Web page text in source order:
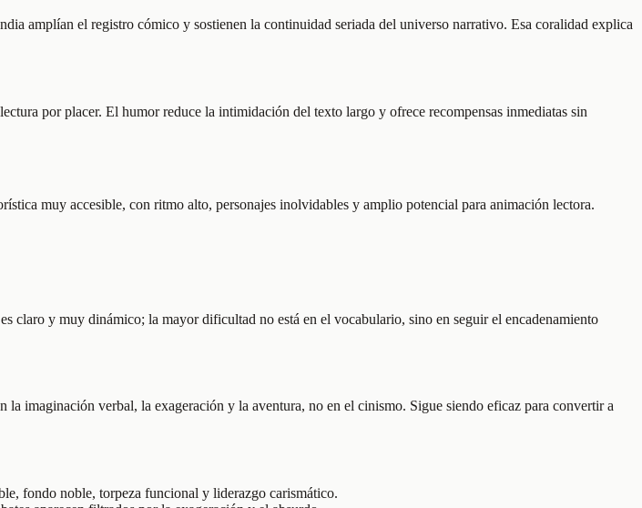
amplían el registro cómico y sostienen la continuidad seriada del universo narrativo. Esa coralidad explica
por placer. El humor reduce la intimidación del texto largo y ofrece recompensas inmediatas sin
muy accesible, con ritmo alto, personajes inolvidables y amplio potencial para animación lectora.
claro y muy dinámico; la mayor dificultad no está en el vocabulario, sino en seguir el encadenamiento
imaginación verbal, la exageración y la aventura, no en el cinismo. Sigue siendo eficaz para convertir a
fondo noble, torpeza funcional y liderazgo carismático.